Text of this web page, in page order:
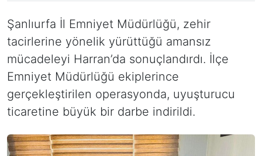
Şanlıurfa İl Emniyet Müdürlüğü, zehir
tacirlerine yönelik yürüttüğü amansız
mücadeleyi Harran’da sonuçlandırdı. İlçe
Emniyet Müdürlüğü ekiplerince
gerçekleştirilen operasyonda, uyuşturucu
ticaretine büyük bir darbe indirildi.